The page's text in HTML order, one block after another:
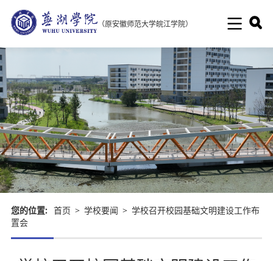
（原安徽师范大学皖江学院）
您的位置: 首页 > 学校要闻 > 学校召开校园基础文明建设工作布
置会